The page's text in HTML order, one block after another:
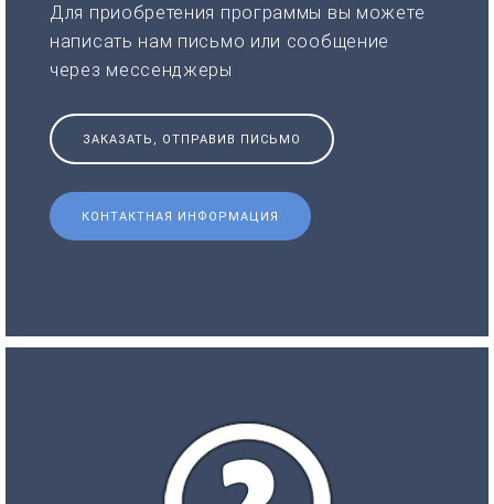
Для приобретения программы вы можете
написать нам письмо или сообщение
через мессенджеры
ЗАКАЗАТЬ, ОТПРАВИВ ПИСЬМО
КОНТАКТНАЯ ИНФОРМАЦИЯ